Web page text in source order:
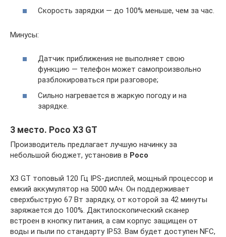
Скорость зарядки — до 100% меньше, чем за час.
Минусы:
Датчик приближения не выполняет свою
функцию — телефон может самопроизвольно
разблокироваться при разговоре;
Сильно нагревается в жаркую погоду и на
зарядке.
3 место. Poco X3 GT
Производитель предлагает лучшую начинку за
небольшой бюджет, установив в Poco
X3 GT топовый 120 Гц IPS-дисплей, мощный процессор и
емкий аккумулятор на 5000 мАч. Он поддерживает
сверхбыструю 67 Вт зарядку, от которой за 42 минуты
заряжается до 100%. Дактилоскопический сканер
встроен в кнопку питания, а сам корпус защищен от
воды и пыли по стандарту IP53. Вам будет доступен NFC,